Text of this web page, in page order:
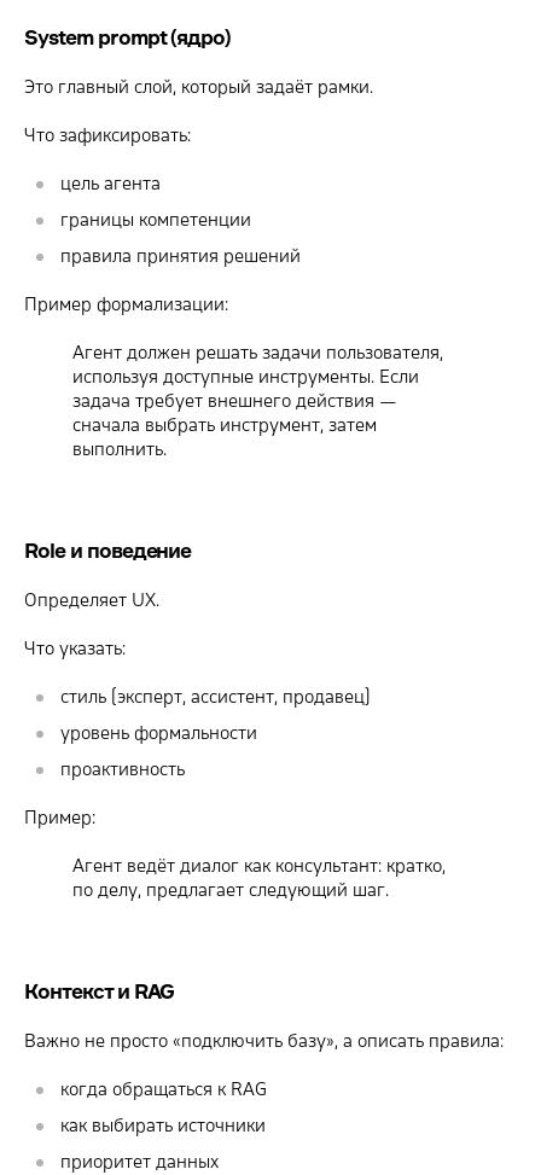
System prompt (ядро)
Это главный слой, который задаёт рамки.
Что зафиксировать:
цель агента
границы компетенции
правила принятия решений
Пример формализации:
Агент должен решать задачи пользователя,
используя доступные инструменты. Если
задача требует внешнего действия —
сначала выбрать инструмент, затем
выполнить.
Role и поведение
Определяет UX.
Что указать:
стиль (эксперт, ассистент, продавец)
уровень формальности
проактивность
Пример:
Агент ведёт диалог как консультант: кратко,
по делу, предлагает следующий шаг.
Контекст и RAG
Важно не просто «подключить базу», а описать правила:
когда обращаться к RAG
как выбирать источники
приоритет данных